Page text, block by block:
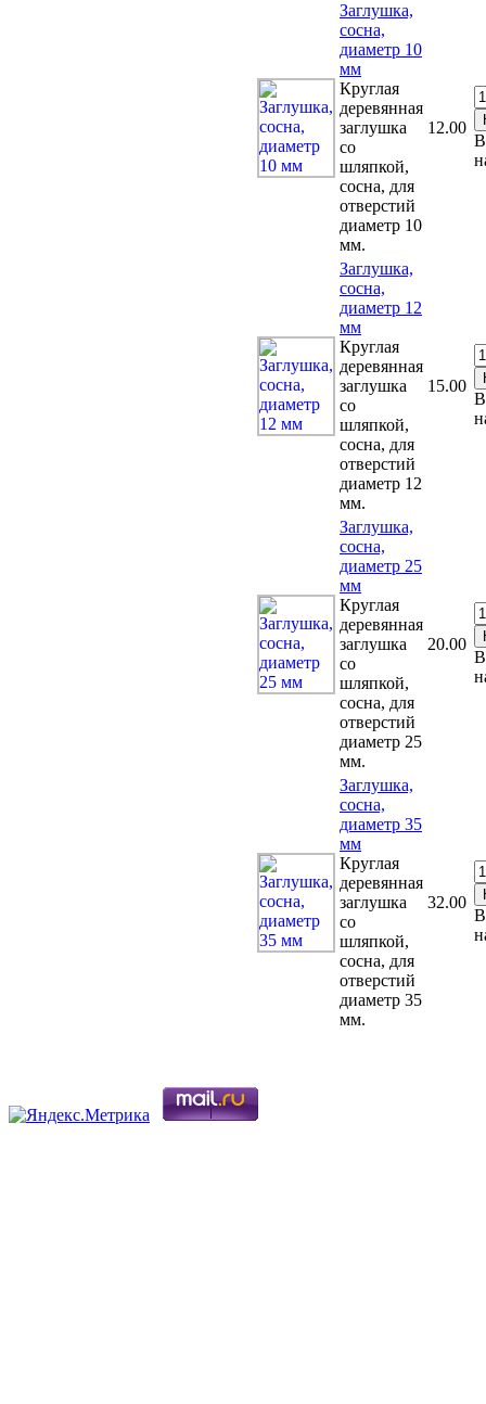
Заглушка,
сосна,
диаметр 10
мм
Круглая
деревянная
заглушка
со
шляпкой,
сосна, для
отверстий
диаметр 10
мм.
12.00
В
Заглушка,
сосна,
диаметр 12
мм
Круглая
деревянная
заглушка
со
шляпкой,
сосна, для
отверстий
диаметр 12
мм.
15.00
В
Заглушка,
сосна,
диаметр 25
мм
Круглая
деревянная
заглушка
со
шляпкой,
сосна, для
отверстий
диаметр 25
мм.
20.00
В
Заглушка,
сосна,
диаметр 35
мм
Круглая
деревянная
заглушка
со
шляпкой,
сосна, для
отверстий
диаметр 35
мм.
32.00
В